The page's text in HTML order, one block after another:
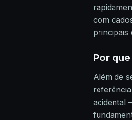
com
principais
Por
Além de
acidental